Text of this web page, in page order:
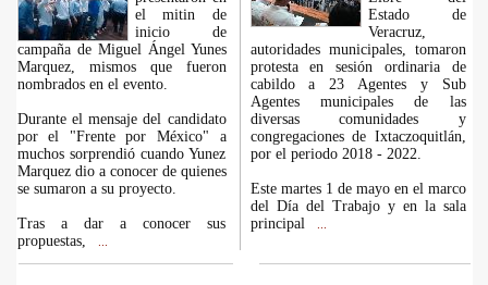
el mitin de
inicio de
campaña de Miguel Ángel Yunes
Marquez, mismos que fueron
nombrados en el evento.
Durante el mensaje del candidato
por el "Frente por México" a
muchos sorprendió cuando Yunez
Marquez dio a conocer de quienes
se sumaron a su proyecto.
Tras a dar a conocer sus
propuestas,
Estado de
Veracruz,
autoridades municipales, tomaron
protesta en sesión ordinaria de
cabildo a 23 Agentes y Sub
Agentes municipales de las
diversas comunidades y
congregaciones de Ixtaczoquitlán,
por el periodo 2018 - 2022.
Este martes 1 de mayo en el marco
del Día del Trabajo y en la sala
principal